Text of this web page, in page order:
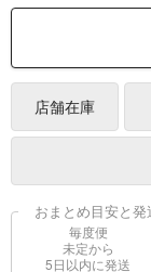
店舗在庫
おまとめ目安と発
毎度便
未定から
5日以内に発送